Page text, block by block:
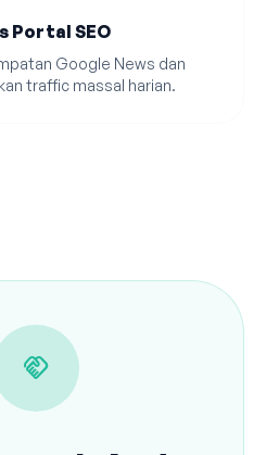
Portal SEO
Google News dan
traffic massal harian.
handshake